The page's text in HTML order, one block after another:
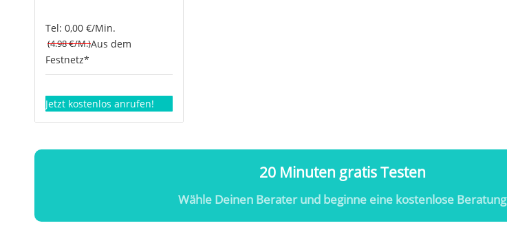
Tel: 0,00 €/Min.
(4.98 €/M.)Aus dem
Festnetz*
Jetzt kostenlos anrufen!
20 Minuten gratis Testen
Wähle Deinen Berater und beginne eine kostenlose Beratung